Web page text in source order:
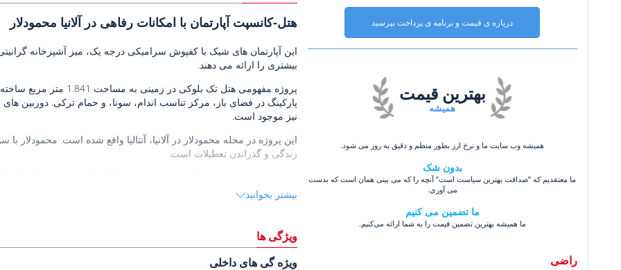
درباره ی قیمت و برنامه ی پرداخت بپرسید هتل-کانسپت آپارتمان با امکانات رفاهی در آلانیا محمودلار
این آپارتمان های شیک با کفپوش سرامیکی درجه یک، میز آشپزخانه
بیشتری را ارائه می دهند.
پروژه مفهومی هتل تک
نیز موجود است.
این پروژه در محله محمودلار در آلانیا، آنتالیا واقع شده است.
زندگی و گذراندن تعطیلات است.
گازی پاشا و 125 کیلومتری فرودگاه آنتالیا قرار دارند.
بیشتر بخوانید
ویژگی ها
ویژه گی های داخلی
همیشه
بهترین قیمت
همیشه وب سایت ما و نرخ ارز بطور منظم و دقیق به روز می شود.
بدون شک
ما معتقدیم که ”صداقت بهترین سیاست است” آنچه را که می بینی همان است که بدست
می آوری.
ما تضمین می کنیم
ما همیشه بهترین تضمین قیمت را به شما ارائه می‌کنیم.
راضی